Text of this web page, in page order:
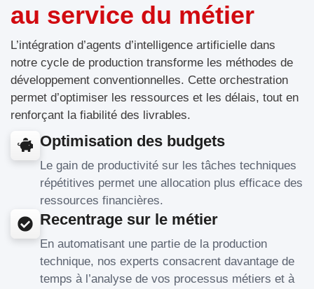
au service du métier
L’intégration d’agents d’intelligence artificielle dans
notre cycle de production transforme les méthodes de
développement conventionnelles. Cette orchestration
permet d’optimiser les ressources et les délais, tout en
renforçant la fiabilité des livrables.
Optimisation des budgets
Le gain de productivité sur les tâches techniques
répétitives permet une allocation plus efficace des
ressources financières.
Recentrage sur le métier
En automatisant une partie de la production
technique, nos experts consacrent davantage de
temps à l’analyse de vos processus métiers et à